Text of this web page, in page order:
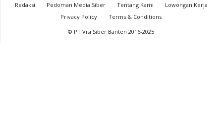
Redaksi Pedoman Media Siber Tentang Kami
Lowongan Kerja
Privacy Policy
Terms & Conditions
© PT Visi Siber Banten 2016-2025